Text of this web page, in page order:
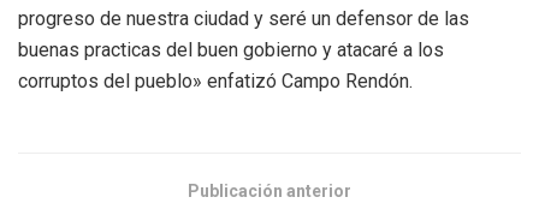
progreso de nuestra ciudad y seré un defensor de las
buenas practicas del buen gobierno y atacaré a los
corruptos del pueblo» enfatizó Campo Rendón.
Publicación anterior